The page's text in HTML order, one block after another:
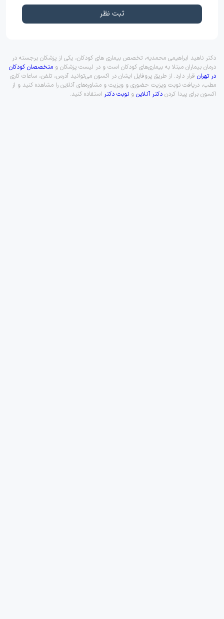
ثبت نظر
دکتر ناهید ابراهیمی محمدیه، تخصص بیماری های کودکان، یکی از پزشکان برجسته در
درمان بیماران مبتلا به بیماری‌های کودکان است و در لیست پزشکان و متخصصان کودکان
در تهران قرار دارد. از طریق پروفایل ایشان در اکسون می‌توانید آدرس، تلفن، ساعات کاری
مطب، دریافت نوبت ویزیت حضوری و ویزیت و مشاوره‌های آنلاین را مشاهده کنید و از
اکسون برای پیدا کردن دکتر آنلاین و نوبت دکتر استفاده کنید.